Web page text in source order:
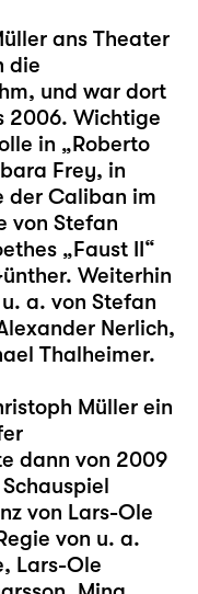
ans Theater
die
und war dort
2006. Wichtige
in „Roberto
Frey, in
der Caliban im
von Stefan
„Faust II“
Weiterhin
a. von Stefan
Nerlich,
Thalheimer.
Müller ein
dann von 2009
von Lars-Ole
von u. a.
Lars-Ole